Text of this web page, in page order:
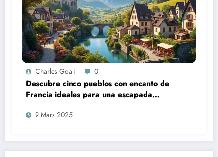
Charles Goali 0
Descubre cinco pueblos con encanto de
Francia ideales para una escapada
inolvidable este septiembre
9 Mars 2025